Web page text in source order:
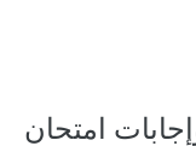
امتحان